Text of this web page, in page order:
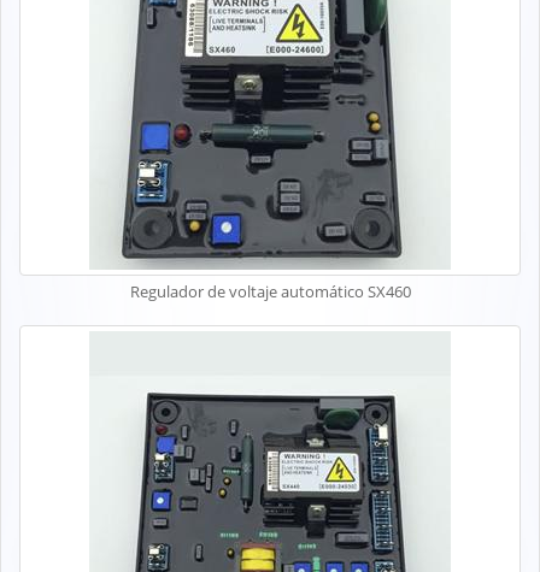
Regulador de voltaje automático SX460